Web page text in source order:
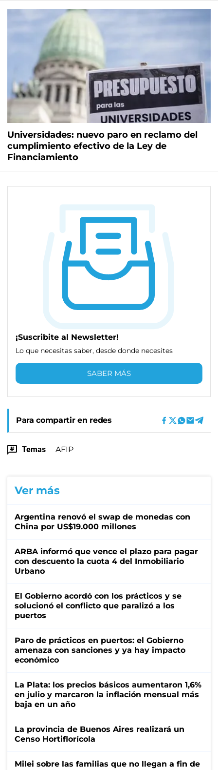
Universidades: nuevo paro en reclamo del
cumplimiento efectivo de la Ley de
Financiamiento
¡Suscribite al Newsletter!
Lo que necesitas saber, desde donde necesites
SABER MÁS
Para compartir en redes
Temas AFIP
Ver más
Argentina renovó el swap de monedas con
China por US$19.000 millones
ARBA informó que vence el plazo para pagar
con descuento la cuota 4 del Inmobiliario
Urbano
El Gobierno acordó con los prácticos y se
solucionó el conflicto que paralizó a los
puertos
Paro de prácticos en puertos: el Gobierno
amenaza con sanciones y ya hay impacto
económico
La Plata: los precios básicos aumentaron 1,6%
en julio y marcaron la inflación mensual más
baja en un año
La provincia de Buenos Aires realizará un
Censo Hortiflorícola
Milei sobre las familias que no llegan a fin de